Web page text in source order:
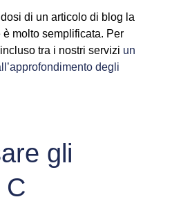
di un articolo di blog la
molto semplificata. Per
tra i nostri servizi un
degli
gli
C